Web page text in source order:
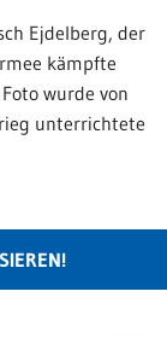
Ejdelberg, der
kämpfte
wurde von
unterrichtete